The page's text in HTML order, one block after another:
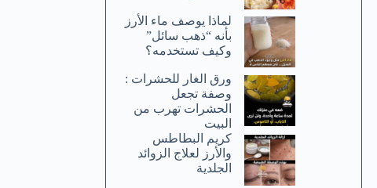
لماذا يوصف ماء الأرز
بأنه “ذهب سائل”
وكيف تستخدمه؟
ورق الغار للحشرات :
وصفة تجعل
الحشرات تهرب من
البيت
كريم البطاطس
والأرز لعلاج الزوائد
الجلدية